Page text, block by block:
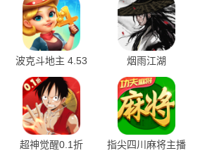
波克斗地主 4.53
最新版
烟雨江湖
1.124.70807 最新
版
超神觉醒0.1折
指尖四川麻将主播